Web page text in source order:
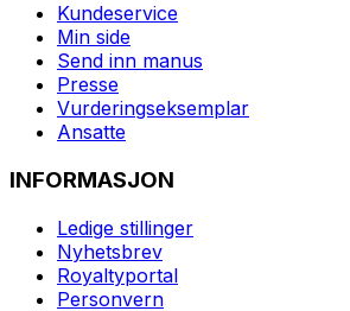
Kundeservice
Min side
Send inn manus
Presse
Vurderingseksemplar
Ansatte
INFORMASJON
Ledige stillinger
Nyhetsbrev
Royaltyportal
Personvern